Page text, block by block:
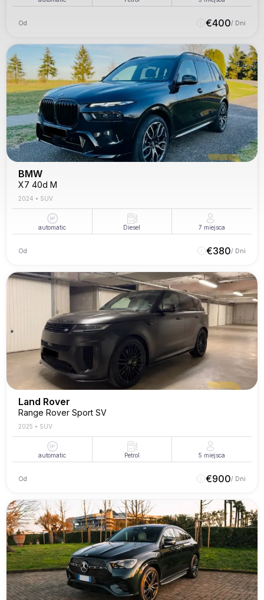
Od €400/ Dni
BMW
X7 40d M
2024 • SUV
automatic Diesel 7 miejsca
Od €380/ Dni
Land Rover
Range Rover Sport SV
2025 • SUV
automatic Petrol 5 miejsca
Od €900/ Dni